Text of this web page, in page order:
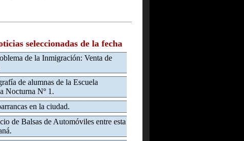
seleccionadas de la fecha
de la Inmigración: Venta de
de alumnas de la Escuela
Nocturna Nº 1.
en la ciudad.
de Balsas de Automóviles entre esta